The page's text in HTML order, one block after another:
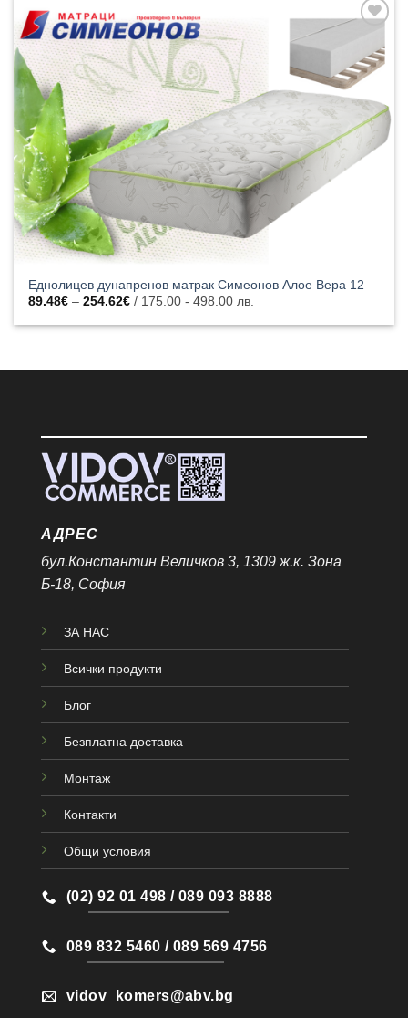
списъка с
харесани
продукти
Еднолицев дунапренов матрак Симеонов Алое Вера 12
89.48€ – 254.62€Price
89.48€
/ 175.00 - 498.00 лв.
АДРЕС
бул.Константин Величков 3, 1309 ж.к. Зона
Б-18, София
ЗА НАС
Всички продукти
Блог
Безплатна доставка
Монтаж
Контакти
Общи условия
(02) 92 01 498 / 089 093 8888
089 832 5460 / 089 569 4756
vidov_komers@abv.bg